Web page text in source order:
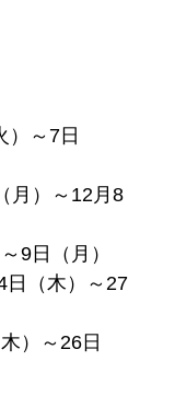
）～7日
月）～12月8
9日（月）
日（木）～27
）～26日